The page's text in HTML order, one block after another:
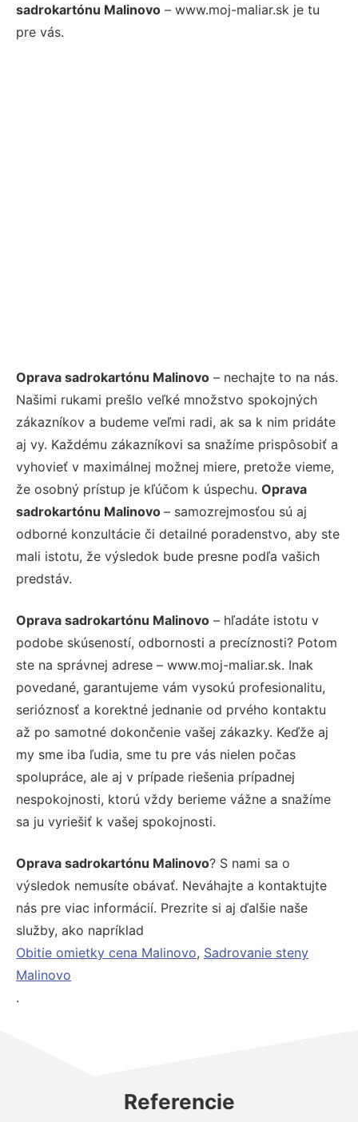
sadrokartónu Malinovo – www.moj-maliar.sk je tu
pre vás.
Oprava sadrokartónu Malinovo – nechajte to na nás.
Našimi rukami prešlo veľké množstvo spokojných
zákazníkov a budeme veľmi radi, ak sa k nim pridáte
aj vy. Každému zákazníkovi sa snažíme prispôsobiť a
vyhovieť v maximálnej možnej miere, pretože vieme,
že osobný prístup je kľúčom k úspechu. Oprava
sadrokartónu Malinovo – samozrejmosťou sú aj
odborné konzultácie či detailné poradenstvo, aby ste
mali istotu, že výsledok bude presne podľa vašich
predstáv.
Oprava sadrokartónu Malinovo – hľadáte istotu v
podobe skúseností, odbornosti a precíznosti? Potom
ste na správnej adrese – www.moj-maliar.sk. Inak
povedané, garantujeme vám vysokú profesionalitu,
serióznosť a korektné jednanie od prvého kontaktu
až po samotné dokončenie vašej zákazky. Keďže aj
my sme iba ľudia, sme tu pre vás nielen počas
spolupráce, ale aj v prípade riešenia prípadnej
nespokojnosti, ktorú vždy berieme vážne a snažíme
sa ju vyriešiť k vašej spokojnosti.
Oprava sadrokartónu Malinovo? S nami sa o
výsledok nemusíte obávať. Neváhajte a kontaktujte
nás pre viac informácií. Prezrite si aj ďalšie naše
služby, ako napríklad
Obitie omietky cena Malinovo, Sadrovanie steny
Malinovo
.
Referencie